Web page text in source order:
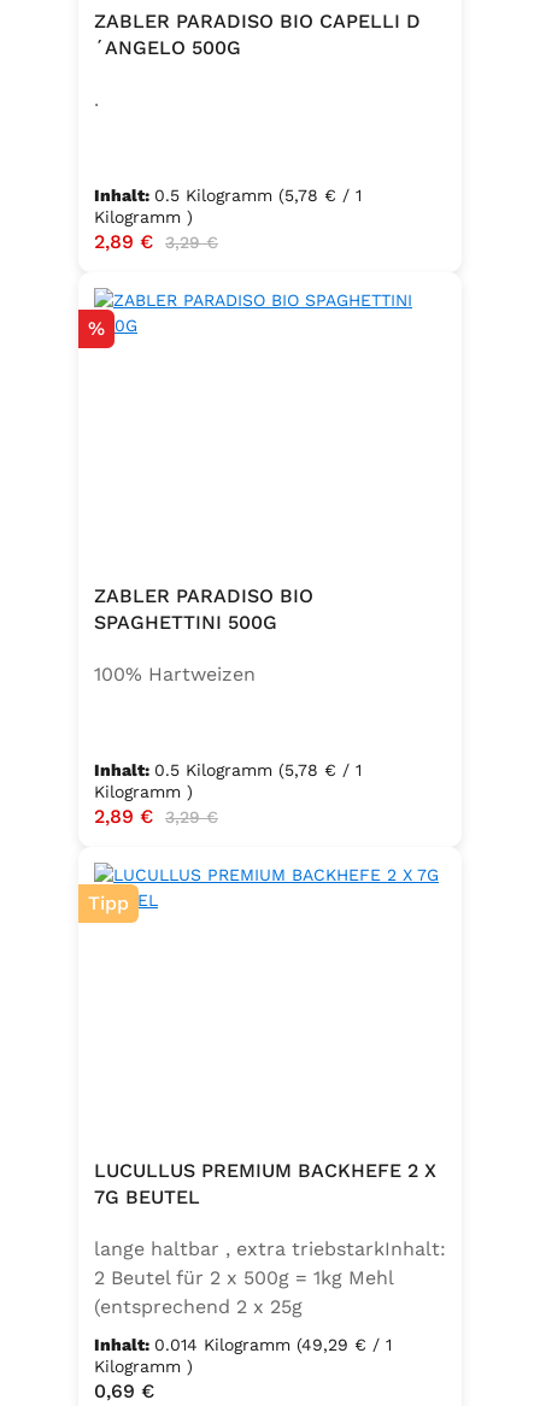
ZABLER PARADISO BIO CAPELLI D
´ANGELO 500G
.
Inhalt: 0.5 Kilogramm (5,78 € / 1
Kilogramm )
Verkaufspreis:
2,89 € Regulärer Preis:
3,29 €
Rabatt
%
ZABLER PARADISO BIO
SPAGHETTINI 500G
100% Hartweizen
Inhalt: 0.5 Kilogramm (5,78 € / 1
Kilogramm )
Verkaufspreis:
2,89 € Regulärer Preis:
3,29 €
Tipp
LUCULLUS PREMIUM BACKHEFE 2 X
7G BEUTEL
lange haltbar , extra triebstarkInhalt:
2 Beutel für 2 x 500g = 1kg Mehl
(entsprechend 2 x 25g
Frischhefe)Zutaten: Trockenbackhefe
, Emulgator E491 (Unter
Schutzatmosphäre verpackt)
Inhalt: 0.014 Kilogramm (49,29 € / 1
Kilogramm )
Regulärer Preis:
0,69 €